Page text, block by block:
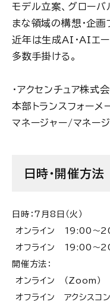
モデル立案、グローバ
まな領域の構想・企画
近年は生成AI・AIエ
多数手掛ける。
・アクセンチュア株式
本部トランスフォー
マネージャー/マネー
日時・開催方法
日時： 7月8日（火）
オンライン 19:00～
オフライン 19:00～
開催方法：
オンライン （Zoom）
オフライン アクシスコ